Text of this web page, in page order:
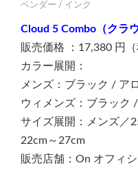
ベンダー / インク
Cloud 5 Combo（クラ
販売価格 ：17,380 円（
カラー展開：
メンズ：ブラック / ア
ウィメンズ：ブラック
サイズ展開：メンズ／
22cm～27cm
販売店舗：On オフィ